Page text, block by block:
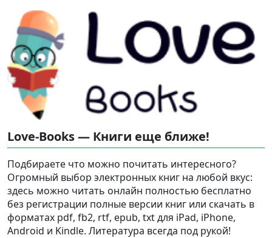
Love-Books — Книги еще ближе!
Подбираете что можно почитать интересного?
Огромный выбор электронных книг на любой вкус:
здесь можно читать онлайн полностью бесплатно
без регистрации полные версии книг или скачать в
форматах pdf, fb2, rtf, epub, txt для iPad, iPhone,
Android и Kindle. Литература всегда под рукой!